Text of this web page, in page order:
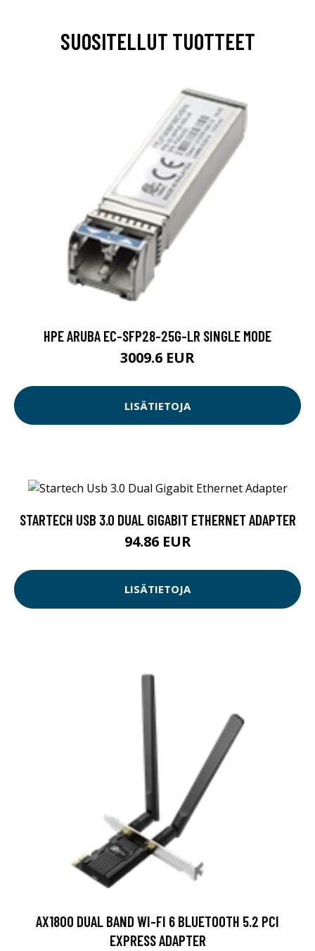
SUOSITELLUT TUOTTEET
HPE ARUBA EC-SFP28-25G-LR SINGLE MODE
3009.6 EUR
LISÄTIETOJA
STARTECH USB 3.0 DUAL GIGABIT ETHERNET ADAPTER
94.86 EUR
LISÄTIETOJA
AX1800 DUAL BAND WI-FI 6 BLUETOOTH 5.2 PCI
EXPRESS ADAPTER